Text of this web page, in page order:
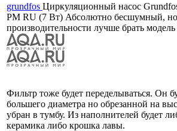
grundfos Циркуляционный насос
PM RU (7 Вт) Абсолютно бесшумный, но
производительности лучше брать
Фильтр тоже будет переделываться. Он
большего диаметра но обрезанной на
убран в тумбу. Из наполнителей будет
керамика либо крошка лавы.